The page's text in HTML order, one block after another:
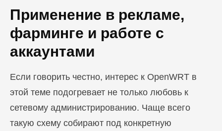
Применение в рекламе,
фарминге и работе с
аккаунтами
Если говорить честно, интерес к OpenWRT в
этой теме подогревает не только любовь к
сетевому администрированию. Чаще всего
такую схему собирают под конкретную